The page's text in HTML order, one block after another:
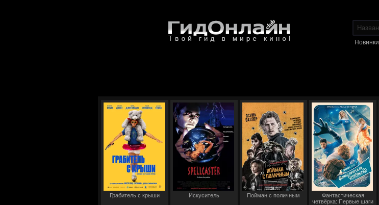
Новинки
Грабитель с крыши Искуситель Пойман с поличным
Фантастическая
четвёрка: Первые шаги